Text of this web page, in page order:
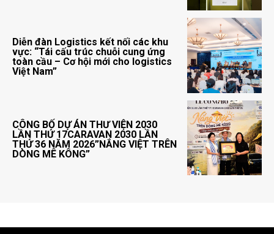
Diễn đàn Logistics kết nối các khu
vực: “Tái cấu trúc chuỗi cung ứng
toàn cầu – Cơ hội mới cho logistics
Việt Nam”
CÔNG BỐ DỰ ÁN THƯ VIỆN 2030
LẦN THỨ 17CARAVAN 2030 LẦN
THỨ 36 NĂM 2026”NẮNG VIỆT TRÊN
DÒNG MÊ KÔNG”